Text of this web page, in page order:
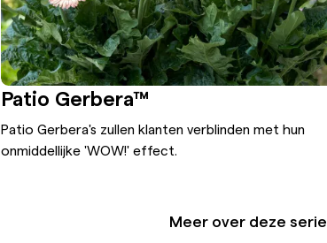
Patio Gerbera™
Patio Gerbera's zullen klanten verblinden met hun
onmiddellijke 'WOW!' effect.
Meer over deze serie